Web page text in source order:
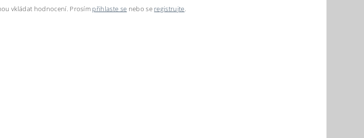
vkládat hodnocení. Prosím přihlaste se nebo se registrujte.